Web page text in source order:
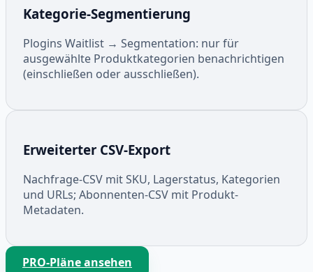
Kategorie-Segmentierung
Plogins Waitlist → Segmentation: nur für
ausgewählte Produktkategorien benachrichtigen
(einschließen oder ausschließen).
Erweiterter CSV-Export
Nachfrage-CSV mit SKU, Lagerstatus, Kategorien
und URLs; Abonnenten-CSV mit Produkt-
Metadaten.
PRO-Pläne ansehen